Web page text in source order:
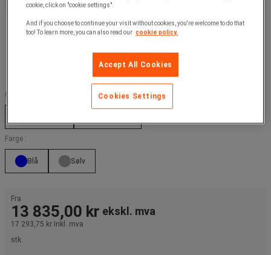
Overfladebehandlinger :
Farge :
Blå Sølv
Fra
13 835,00 kr ekskl. mva
17 293,75 kr Inkl. mva
stk.
cookie, click on "cookie settings".
And if you choose to continue your visit without cookies, you're welcome to do that
too! To learn more, you can also read our cookie policy.
Accept All Cookies
Cookies Settings